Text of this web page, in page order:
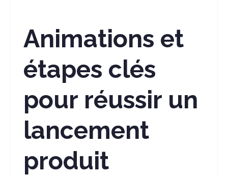
Animations et
étapes clés
pour réussir un
lancement
produit